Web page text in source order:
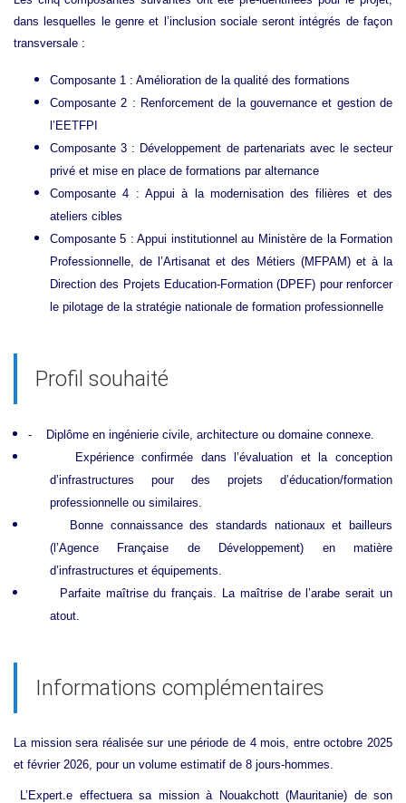
dans lesquelles le genre et l’inclusion sociale seront intégrés de façon
transversale :
Composante 1 : Amélioration de la qualité des formations
Composante 2 : Renforcement de la gouvernance et gestion de
l’EETFPI
Composante 3 : Développement de partenariats avec le secteur
privé et mise en place de formations par alternance
Composante 4 : Appui à la modernisation des filières et des
ateliers cibles
Composante 5 : Appui institutionnel au Ministère de la Formation
Professionnelle, de l’Artisanat et des Métiers (MFPAM) et à la
Direction des Projets Education-Formation (DPEF) pour renforcer
le pilotage de la stratégie nationale de formation professionnelle
Profil souhaité
-
Diplôme en ingénierie civile, architecture ou domaine connexe.
Expérience confirmée dans l’évaluation et la conception
d’infrastructures pour des projets d’éducation/formation
professionnelle ou similaires.
Bonne connaissance des standards nationaux et bailleurs
(l’Agence Française de Développement) en matière
d’infrastructures et équipements.
Parfaite maîtrise du français. La maîtrise de l’arabe serait un
atout.
Informations complémentaires
La mission sera réalisée sur une période de 4 mois, entre octobre 2025
et février 2026, pour un volume estimatif de 8 jours-hommes.
L’Expert.e effectuera sa mission à Nouakchott (Mauritanie) de son